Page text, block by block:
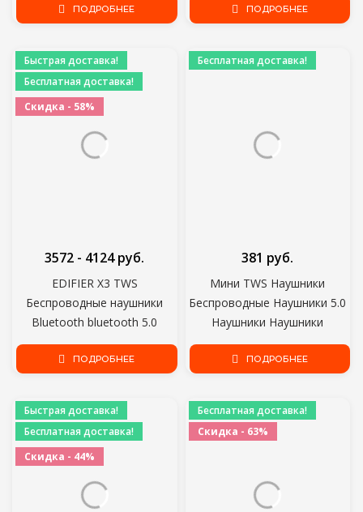
Управление
Гарнитура
ПОДРОБНЕЕ
Overear Ноутбук Планшет
ПОДРОБНЕЕ
Быстрая доставка!
Бесплатная доставка!
Скидка - 58%
EDIFIER X3 TWS
Беспроводные наушники
Bluetooth bluetooth 5.0
голосовой помощник
сенсорное управление
часов воспроизведения
3572 - 4124 руб.
ПОДРОБНЕЕ
Бесплатная доставка!
Мини TWS Наушники
Беспроводные Наушники 5.0
Наушники Наушники
Гарнитура Наушники для
xiaomi iphone Bluetooth
381 руб.
ПОДРОБНЕЕ
Быстрая доставка!
Бесплатная доставка!
Скидка - 44%
Бесплатная доставка!
Скидка - 63%